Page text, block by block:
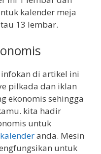
kalender meja
13 lembar.
di artikel ini
pilkada dan iklan
ekonomis sehingga
kita hadir
untuk
anda. Mesin
untuk